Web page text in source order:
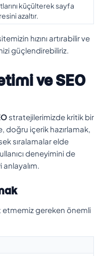
küçülterek sayfa
azaltır.
hızını artırabilir ve
güçlendirebiliriz.
ve SEO
stratejilerimizde kritik bir
doğru içerik hazırlamak,
sıralamalar elde
deneyimini de
etmemiz gereken önemli